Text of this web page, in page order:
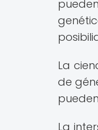
La
de
La